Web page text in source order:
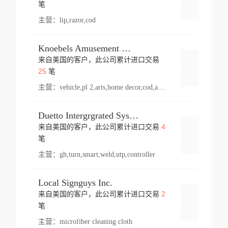
笔
主营： lip,razor,cod
Knoebels Amusement Resort
来自美国的客户，此公司累计进口交易
25笔
主营： vehicle,pl 2,arts,home decor,cod,amusement ride,sea
Duetto Intergrgrated Systems Inc.
来自美国的客户，此公司累计进口交易 4
笔
主营： gh,turn,smart,weld,utp,controller
Local Signguys Inc.
来自美国的客户，此公司累计进口交易 2
笔
主营： microfiber cleaning cloth